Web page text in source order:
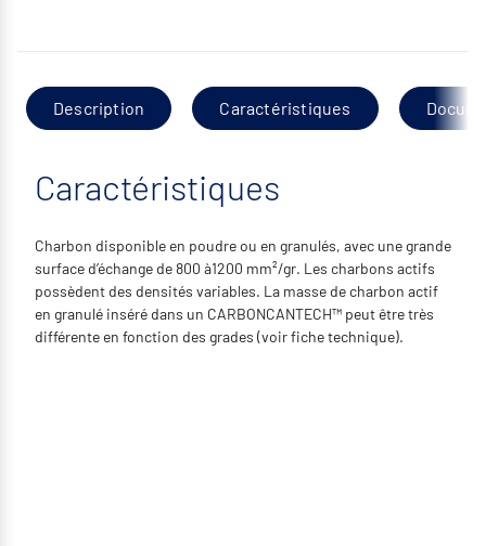
Description Caractéristiques
Caractéristiques
Charbon disponible en poudre ou en granulés, avec une grande
surface d’échange de 800 à1200 mm²/gr. Les charbons actifs
possèdent des densités variables. La masse de charbon actif
en granulé inséré dans un CARBONCANTECH™ peut être très
différente en fonction des grades (voir fiche technique).